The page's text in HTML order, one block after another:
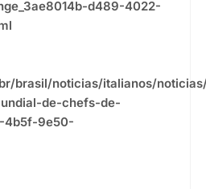
d489-4022-
brasil/noticias/italianos/
de-chefs-de-
4b5f-9e50-